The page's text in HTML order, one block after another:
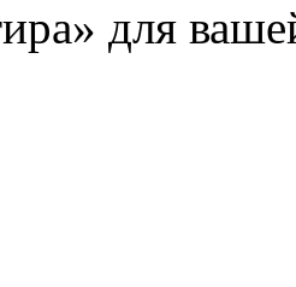
для